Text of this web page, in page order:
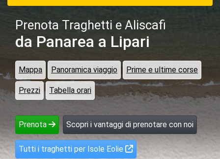
Prenota Traghetti e Aliscafi
da Panarea a Lipari
Mappa Panoramica viaggio Prime e ultime corse
Prezzi Tabella orari
Prenota Scopri i vantaggi di prenotare con noi
Tutti i traghetti per Isole Eolie